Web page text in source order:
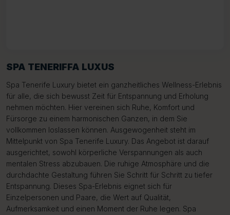
SPA TENERIFFA LUXUS
Spa Tenerife Luxury bietet ein ganzheitliches Wellness-Erlebnis
für alle, die sich bewusst Zeit für Entspannung und Erholung
nehmen möchten. Hier vereinen sich Ruhe, Komfort und
Fürsorge zu einem harmonischen Ganzen, in dem Sie
vollkommen loslassen können. Ausgewogenheit steht im
Mittelpunkt von Spa Tenerife Luxury. Das Angebot ist darauf
ausgerichtet, sowohl körperliche Verspannungen als auch
mentalen Stress abzubauen. Die ruhige Atmosphäre und die
durchdachte Gestaltung führen Sie Schritt für Schritt zu tiefer
Entspannung. Dieses Spa-Erlebnis eignet sich für
Einzelpersonen und Paare, die Wert auf Qualität,
Aufmerksamkeit und einen Moment der Ruhe legen. Spa